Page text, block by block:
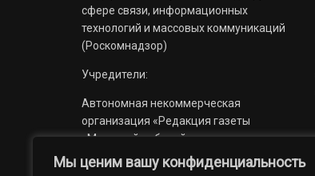
Мы ценим вашу конфиденциальность
сфере связи, информационных
технологий и массовых коммуникаций
(Роскомнадзор)
Учредители:
Автономная некоммерческая
организация «Редакция газеты
«Миасский рабочий»;
Областное государственное